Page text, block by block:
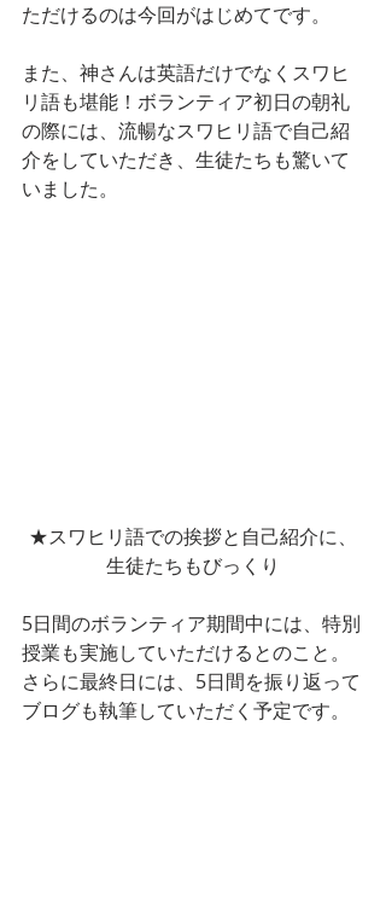
ただけるのは今回がはじめてです。
また、神さんは英語だけでなくスワヒ
リ語も堪能！ボランティア初日の朝礼
の際には、流暢なスワヒリ語で自己紹
介をしていただき、生徒たちも驚いて
いました。
★スワヒリ語での挨拶と自己紹介に、
生徒たちもびっくり
5日間のボランティア期間中には、特別
授業も実施していただけるとのこと。
さらに最終日には、5日間を振り返って
ブログも執筆していただく予定です。